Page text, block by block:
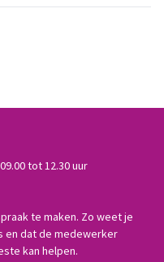
tot 12.30 uur
te maken. Zo weet je
en dat de medewerker
kan helpen.